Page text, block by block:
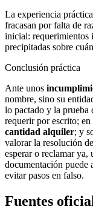
La experiencia
fracasan por falta de
inicial: requerimientos
precipitadas sobre
Conclusión práctica
Ante unos
nombre, sino su
lo pactado y la prueba
requerir por escrito; en
cantidad alquiler; y
valorar la resolución
esperar o reclamar
documentación puede
evitar pasos en falso.
Fuentes